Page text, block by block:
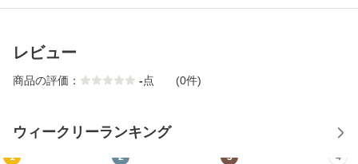
レビュー
商品の評価： -点 (0件)
ウィークリーランキング
1 2 3 4